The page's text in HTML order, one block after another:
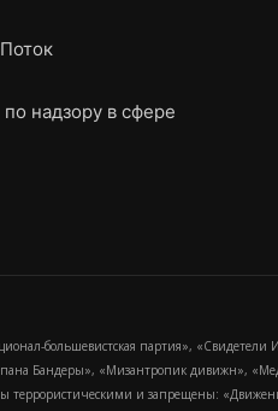
надзору в сфере
большевистская партия», «Свидетели
Бандеры», «Мизантропик дивижн»,
террористическими и запрещены: